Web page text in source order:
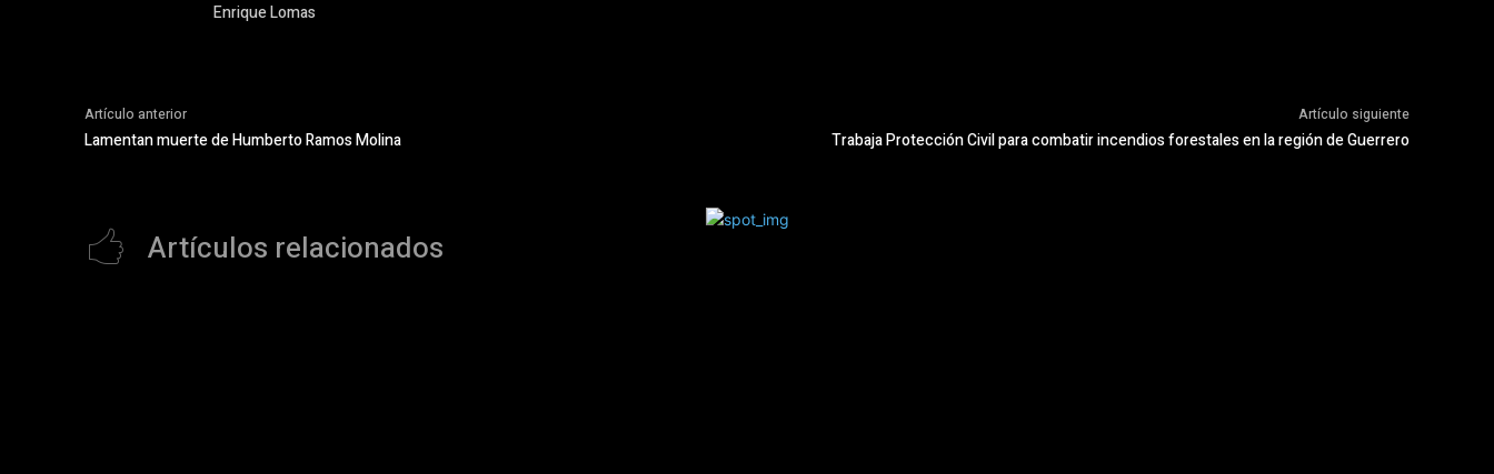
Enrique Lomas
Artículo anterior
Lamentan muerte de Humberto Ramos Molina
Artículo siguiente
Trabaja Protección Civil para combatir incendios forestales en la región de Guerrero
Artículos relacionados